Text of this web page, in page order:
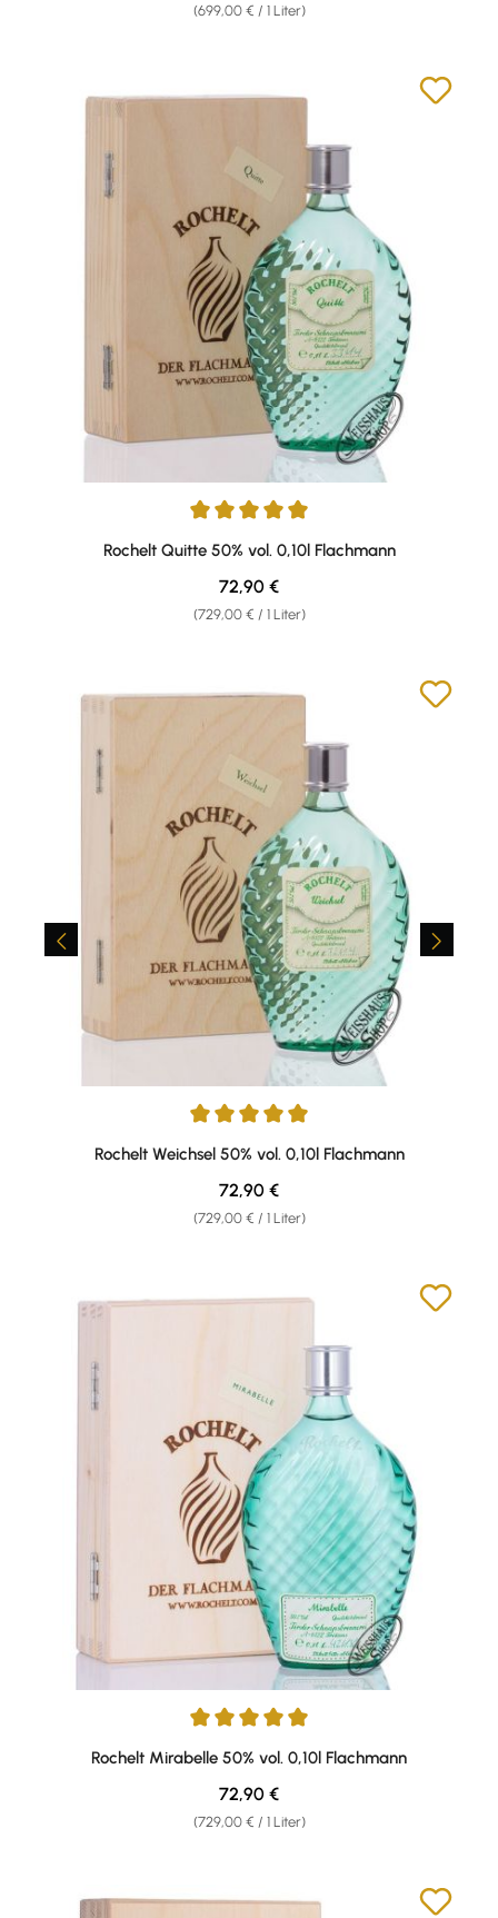
(699,00 € / 1 Liter)
Durchschnittliche Bewertung von 5 von 5 Sternen
Rochelt Quitte 50% vol. 0,10l Flachmann
(729,00 € / 1 Liter)
Regulärer Preis:
72,90 €
Durchschnittliche Bewertung von 5 von 5 Sternen
Rochelt Weichsel 50% vol. 0,10l Flachmann
(729,00 € / 1 Liter)
Regulärer Preis:
72,90 €
Durchschnittliche Bewertung von 5 von 5 Sternen
Rochelt Mirabelle 50% vol. 0,10l Flachmann
(729,00 € / 1 Liter)
Regulärer Preis:
72,90 €